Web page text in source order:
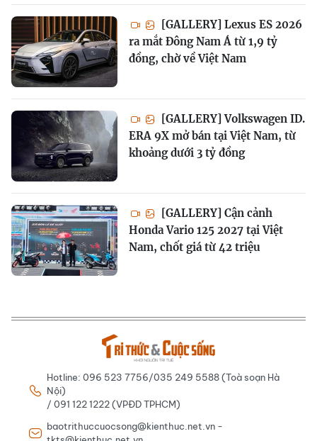
[GALLERY] Lexus ES 2026
ra mắt Đông Nam Á từ 1,9 tỷ
đồng, chờ về Việt Nam
[GALLERY] Volkswagen ID.
ERA 9X mở bán tại Việt Nam, từ
khoảng dưới 3 tỷ đồng
[GALLERY] Cận cảnh
Honda Vario 125 2027 tại Việt
Nam, chốt giá từ 42 triệu
Hotline: 096 523 7756/035 249 5588 (Toà soạn Hà
Nội)
/ 091 122 1222 (VPĐD TPHCM)
baotrithuccuocsong@kienthuc.net.vn -